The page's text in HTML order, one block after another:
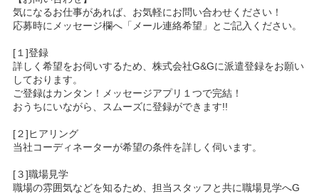
気になるお仕事があれば、お気軽にお問い合わせください！
応募時にメッセージ欄へ「メール連絡希望」とご記入ください。
[１]登録
詳しく希望をお伺いするため、株式会社G&Gに派遣登録をお願い
しております。
ご登録はカンタン！メッセージアプリ１つで完結！
おうちにいながら、スムーズに登録ができます!!
[２]ヒアリング
当社コーディネーターが希望の条件を詳しく伺います。
[３]職場見学
職場の雰囲気などを知るため、担当スタッフと共に職場見学へG